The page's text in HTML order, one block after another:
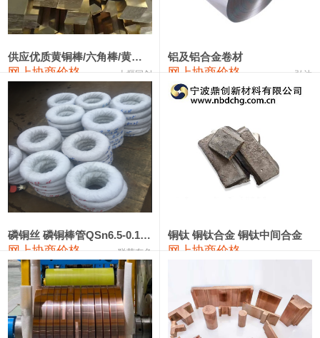
1#电解锰(99.7%袋装) 17,900—18,100 18,000
1#电解锰 18,800—19,000 18,900
1#铬 60,000—82,000
2202#硅 14,100—14,300
553#硅 9,200—9,400 9,300
3303#硅 10,300—10,500 10,400
441#硅 9,500—9,700
金属硅553#-331# 10,000 0
漆包线 111,610—115,610 113,610
磷铜合金 110,400—117,200 113,800 1,050
供应优质黄铜棒/六角棒/黄铜方板
网上协商价格 十堰同创
铝及铝合金卷材
网上协商价格 弘达
磷铜丝 磷铜棒管QSn6.5-0.1 7-0.2 8-0.3
网上协商价格 联荣有色
铜钛 铜钛合金 铜钛中间合金
网上协商价格